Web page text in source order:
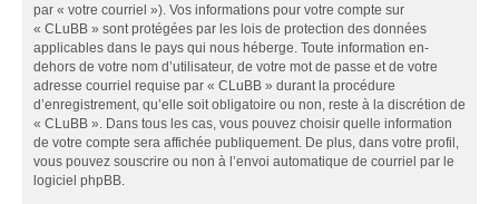
par « votre courriel »). Vos informations pour votre compte sur
« CLuBB » sont protégées par les lois de protection des données
applicables dans le pays qui nous héberge. Toute information en-
dehors de votre nom d’utilisateur, de votre mot de passe et de votre
adresse courriel requise par « CLuBB » durant la procédure
d’enregistrement, qu’elle soit obligatoire ou non, reste à la discrétion de
« CLuBB ». Dans tous les cas, vous pouvez choisir quelle information
de votre compte sera affichée publiquement. De plus, dans votre profil,
vous pouvez souscrire ou non à l’envoi automatique de courriel par le
logiciel phpBB.